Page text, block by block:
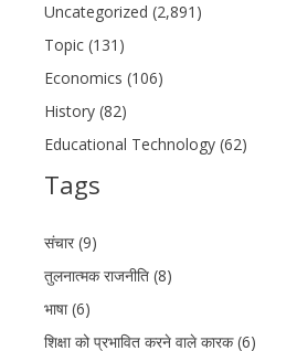
Uncategorized (2,891)
Topic (131)
Economics (106)
History (82)
Educational Technology (62)
Tags
संचार (9)
तुलनात्मक राजनीति (8)
भाषा (6)
शिक्षा को प्रभावित करने वाले कारक (6)